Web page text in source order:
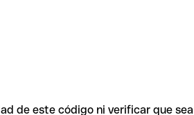
de este código ni verificar que